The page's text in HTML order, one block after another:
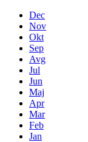
Dec
Nov
Okt
Sep
Avg
Jul
Jun
Maj
Apr
Mar
Feb
Jan